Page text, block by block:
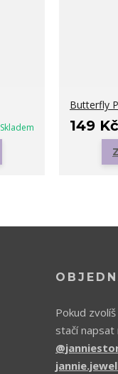
Skladem
Butterfly
149 Kč
Pokud
stačí napsat